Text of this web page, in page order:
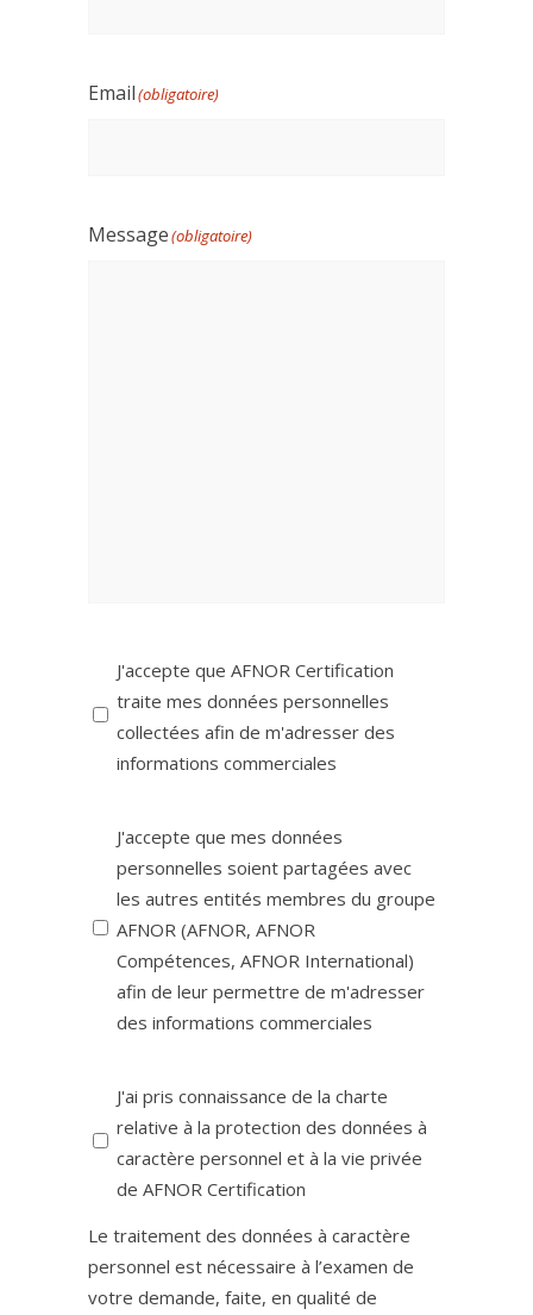
Email(obligatoire)
Message(obligatoire)
Untitled
J'accepte que AFNOR Certification
traite mes données personnelles
collectées afin de m'adresser des
informations commerciales
Untitled
J'accepte que mes données
personnelles soient partagées avec
les autres entités membres du groupe
AFNOR (AFNOR, AFNOR
Compétences, AFNOR International)
afin de leur permettre de m'adresser
des informations commerciales
Consentement
obligatoire(obligatoire)
J'ai pris connaissance de la charte
relative à la protection des données à
caractère personnel et à la vie privée
de AFNOR Certification
Le traitement des données à caractère
personnel est nécessaire à l’examen de
votre demande, faite, en qualité de